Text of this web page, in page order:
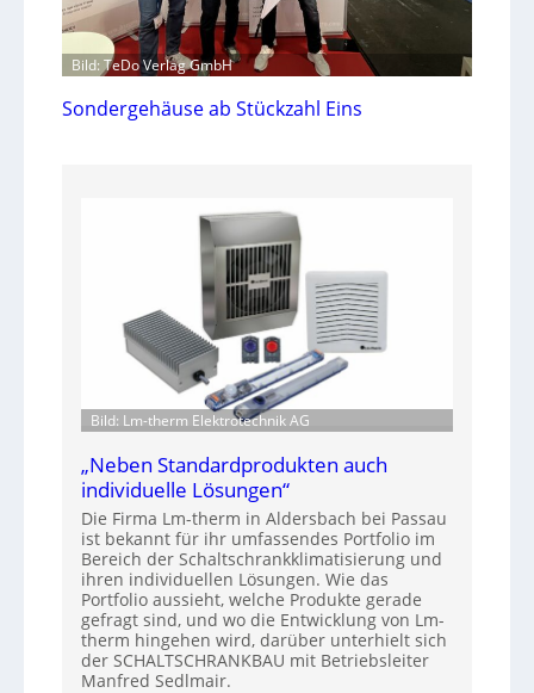
Bild: TeDo Verlag GmbH
Sondergehäuse ab Stückzahl Eins
Bild: Lm-therm Elektrotechnik AG
„Neben Standardprodukten auch
individuelle Lösungen“
Die Firma Lm-therm in Aldersbach bei Passau
ist bekannt für ihr umfassendes Portfolio im
Bereich der Schaltschrankklimatisierung und
ihren individuellen Lösungen. Wie das
Portfolio aussieht, welche Produkte gerade
gefragt sind, und wo die Entwicklung von Lm-
therm hingehen wird, darüber unterhielt sich
der SCHALTSCHRANKBAU mit Betriebsleiter
Manfred Sedlmair.